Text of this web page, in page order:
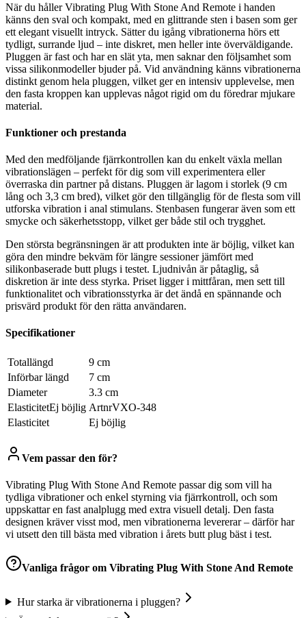
När du håller Vibrating Plug With Stone And Remote i handen
känns den sval och kompakt, med en glittrande sten i basen som ger
ett elegant visuellt intryck. Sätter du igång vibrationerna hörs ett
tydligt, surrande ljud – inte diskret, men heller inte överväldigande.
Pluggen är fast och har en slät yta, men saknar den följsamhet som
vissa silikonmodeller bjuder på. Vid användning känns vibrationerna
distinkt genom hela pluggen, vilket ger en intensiv upplevelse, men
den fasta kroppen kan upplevas något rigid om du föredrar mjukare
material.
Funktioner och prestanda
Med den medföljande fjärrkontrollen kan du enkelt växla mellan
vibrationslägen – perfekt för dig som vill experimentera eller
överraska din partner på distans. Pluggen är lagom i storlek (9 cm
lång och 3,3 cm bred), vilket gör den tillgänglig för de flesta som vill
utforska vibration i anal stimulans. Stenbasen fungerar även som ett
smycke och säkerhetsstopp, vilket ger både stil och trygghet.
Den största begränsningen är att produkten inte är böjlig, vilket kan
göra den mindre bekväm för längre sessioner jämfört med
silikonbaserade butt plugs i testet. Ljudnivån är påtaglig, så
diskretion är inte dess styrka. Priset ligger i mittfåran, men sett till
funktionalitet och vibrationsstyrka är det ändå en spännande och
prisvärd produkt för den rätta användaren.
Specifikationer
Totallängd
9 cm
Införbar längd
7 cm
Diameter
3.3 cm
ElasticitetEj böjlig ArtnrVXO-348
Elasticitet
Ej böjlig
Vem passar den för?
Vibrating Plug With Stone And Remote passar dig som vill ha
tydliga vibrationer och enkel styrning via fjärrkontroll, och som
uppskattar en fast analplugg med extra visuell detalj. Den fasta
designen kräver visst mod, men vibrationerna levererar – därför har
vi utsett den till bästa med vibration i årets butt plug bäst i test.
Vanliga frågor om Vibrating Plug With Stone And Remote
Hur starka är vibrationerna i pluggen?